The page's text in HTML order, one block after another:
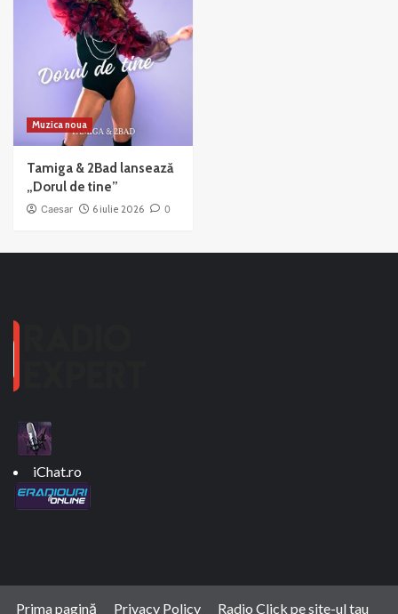
Muzica noua
Tamiga & 2Bad lansează
„Dorul de tine”
Caesar 6 iulie 2026 0
iChat.ro
Prima pagină Privacy Policy Radio Click pe site-ul tau